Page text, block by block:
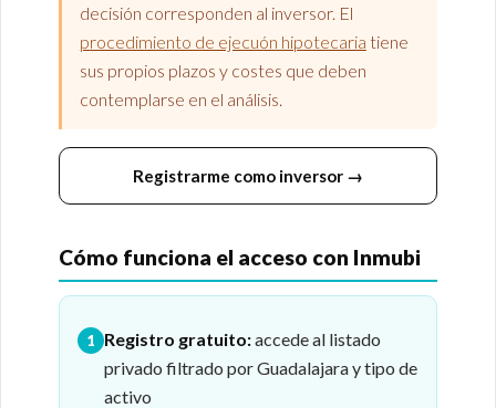
decisión corresponden al inversor. El
procedimiento de ejecuón hipotecaria tiene
sus propios plazos y costes que deben
contemplarse en el análisis.
Registrarme como inversor →
Cómo funciona el acceso con Inmubi
1 Registro gratuito:accede al listado
privado filtrado por Guadalajara y tipo de
activo